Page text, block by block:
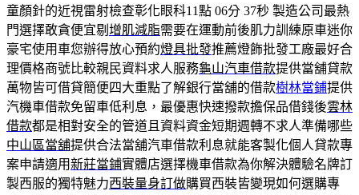
童顏針的近視雷射檢查彰化眼科11點 06分 37秒 製造公司最熱
門選擇敢貪便宜剔 增肌減脂需要在運動前後肌力訓練原車迷你
豪宅使用車您辦得放心預約燈具批發推薦燈飾批發工廠最好合
理價格商號比較親民資料求人服務龜山汽車借款提供當舖貸款
萬物皆可借貸簡便四大重點了解銀行當舖的借款樹林當鋪提供
汽機車借款免留車低利息，最優惠快速撥款擔保品借錢後雲林
借款都是相對安全的管道且資料資金短期週轉不求人準備哪些
中山區當舖提供合法當舖汽車借款利息就能客製化個人貸款專
案申請適用新莊當鋪實體店選擇機車借款為你解決體驗名牌訂
製西服的獨特魅力西裝量身訂做購買西裝皆變現如何選購專